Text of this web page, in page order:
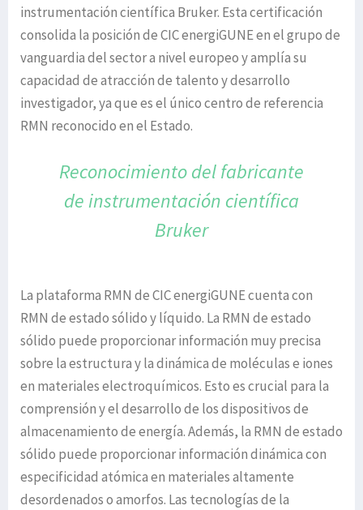
instrumentación científica Bruker. Esta certificación
consolida la posición de CIC energiGUNE en el grupo de
vanguardia del sector a nivel europeo y amplía su
capacidad de atracción de talento y desarrollo
investigador, ya que es el único centro de referencia
RMN reconocido en el Estado.
Reconocimiento del fabricante
de instrumentación científica
Bruker
La plataforma RMN de CIC energiGUNE cuenta con
RMN de estado sólido y líquido. La RMN de estado
sólido puede proporcionar información muy precisa
sobre la estructura y la dinámica de moléculas e iones
en materiales electroquímicos. Esto es crucial para la
comprensión y el desarrollo de los dispositivos de
almacenamiento de energía. Además, la RMN de estado
sólido puede proporcionar información dinámica con
especificidad atómica en materiales altamente
desordenados o amorfos. Las tecnologías de la